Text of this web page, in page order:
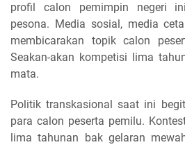
profil calon pemimpin negeri
pesona. Media sosial, media
membicarakan topik calon
Seakan-akan kompetisi lima
mata.
Politik transkasional saat ini
para calon peserta pemilu.
lima tahunan bak gelaran